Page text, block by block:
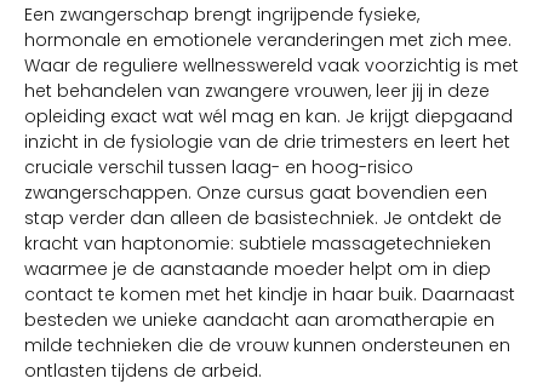
Een zwangerschap brengt ingrijpende fysieke,
hormonale en emotionele veranderingen met zich mee.
Waar de reguliere wellnesswereld vaak voorzichtig is met
het behandelen van zwangere vrouwen, leer jij in deze
opleiding exact wat wél mag en kan. Je krijgt diepgaand
inzicht in de fysiologie van de drie trimesters en leert het
cruciale verschil tussen laag- en hoog-risico
zwangerschappen. Onze cursus gaat bovendien een
stap verder dan alleen de basistechniek. Je ontdekt de
kracht van haptonomie: subtiele massagetechnieken
waarmee je de aanstaande moeder helpt om in diep
contact te komen met het kindje in haar buik. Daarnaast
besteden we unieke aandacht aan aromatherapie en
milde technieken die de vrouw kunnen ondersteunen en
ontlasten tijdens de arbeid.